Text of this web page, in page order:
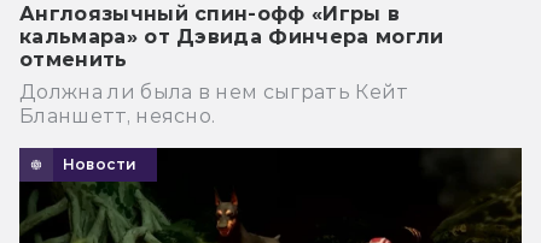
Англоязычный спин-офф «Игры в
кальмара» от Дэвида Финчера могли
отменить
Должна ли была в нем сыграть Кейт
Бланшетт, неясно.
Новости